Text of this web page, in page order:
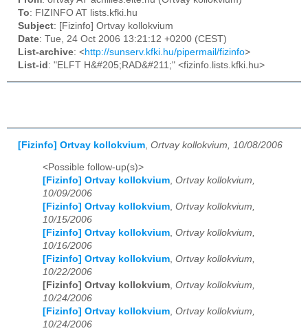
To: FIZINFO AT lists.kfki.hu
Subject: [Fizinfo] Ortvay kollokvium
Date: Tue, 24 Oct 2006 13:21:12 +0200 (CEST)
List-archive: <http://sunserv.kfki.hu/pipermail/fizinfo>
List-id : "ELFT H&#205;RAD&#211;" <fizinfo.lists.kfki.hu>
[Fizinfo] Ortvay kollokvium Ortvay kollokvium, 10/08/2006
<Possible follow-up(s)>
[Fizinfo] Ortvay kollokvium, Ortvay kollokvium,
10/09/2006
[Fizinfo] Ortvay kollokvium, Ortvay kollokvium,
10/15/2006
[Fizinfo] Ortvay kollokvium, Ortvay kollokvium,
10/16/2006
[Fizinfo] Ortvay kollokvium, Ortvay kollokvium,
10/22/2006
[Fizinfo] Ortvay kollokvium, Ortvay kollokvium,
10/24/2006
[Fizinfo] Ortvay kollokvium, Ortvay kollokvium,
10/24/2006